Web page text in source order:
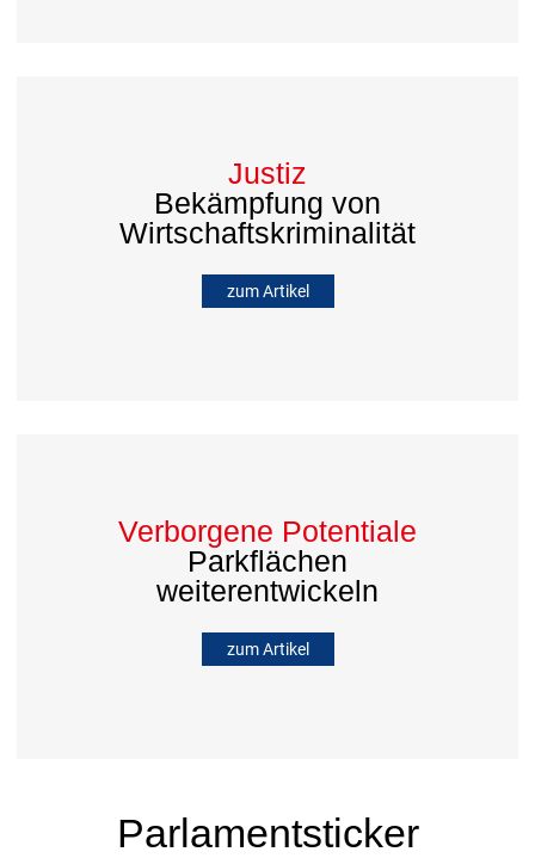
Justiz
Bekämpfung von
Wirtschaftskriminalität
zum Artikel
Verborgene Potentiale
Parkflächen
weiterentwickeln
zum Artikel
Parlamentsticker